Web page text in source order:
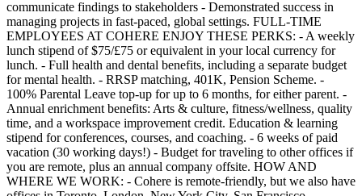
communicate findings to stakeholders - Demonstrated success in
managing projects in fast-paced, global settings. FULL-TIME
EMPLOYEES AT COHERE ENJOY THESE PERKS: - A weekly
lunch stipend of $75/£75 or equivalent in your local currency for
lunch. - Full health and dental benefits, including a separate budget
for mental health. - RRSP matching, 401K, Pension Scheme. -
100% Parental Leave top-up for up to 6 months, for either parent. -
Annual enrichment benefits: Arts & culture, fitness/wellness, quality
time, and a workspace improvement credit. Education & learning
stipend for conferences, courses, and coaching. - 6 weeks of paid
vacation (30 working days!) - Budget for traveling to other offices if
you are remote, plus an annual company offsite. HOW AND
WHERE WE WORK: - Cohere is remote-friendly, but we also have